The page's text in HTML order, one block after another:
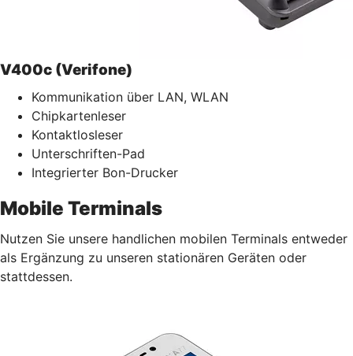
V400c (Verifone)
Kommunikation über LAN, WLAN
Chipkartenleser
Kontaktlosleser
Unterschriften-Pad
Integrierter Bon-Drucker
Mobile Terminals
Nutzen Sie unsere handlichen mobilen Terminals entweder
als Ergänzung zu unseren stationären Geräten oder
stattdessen.